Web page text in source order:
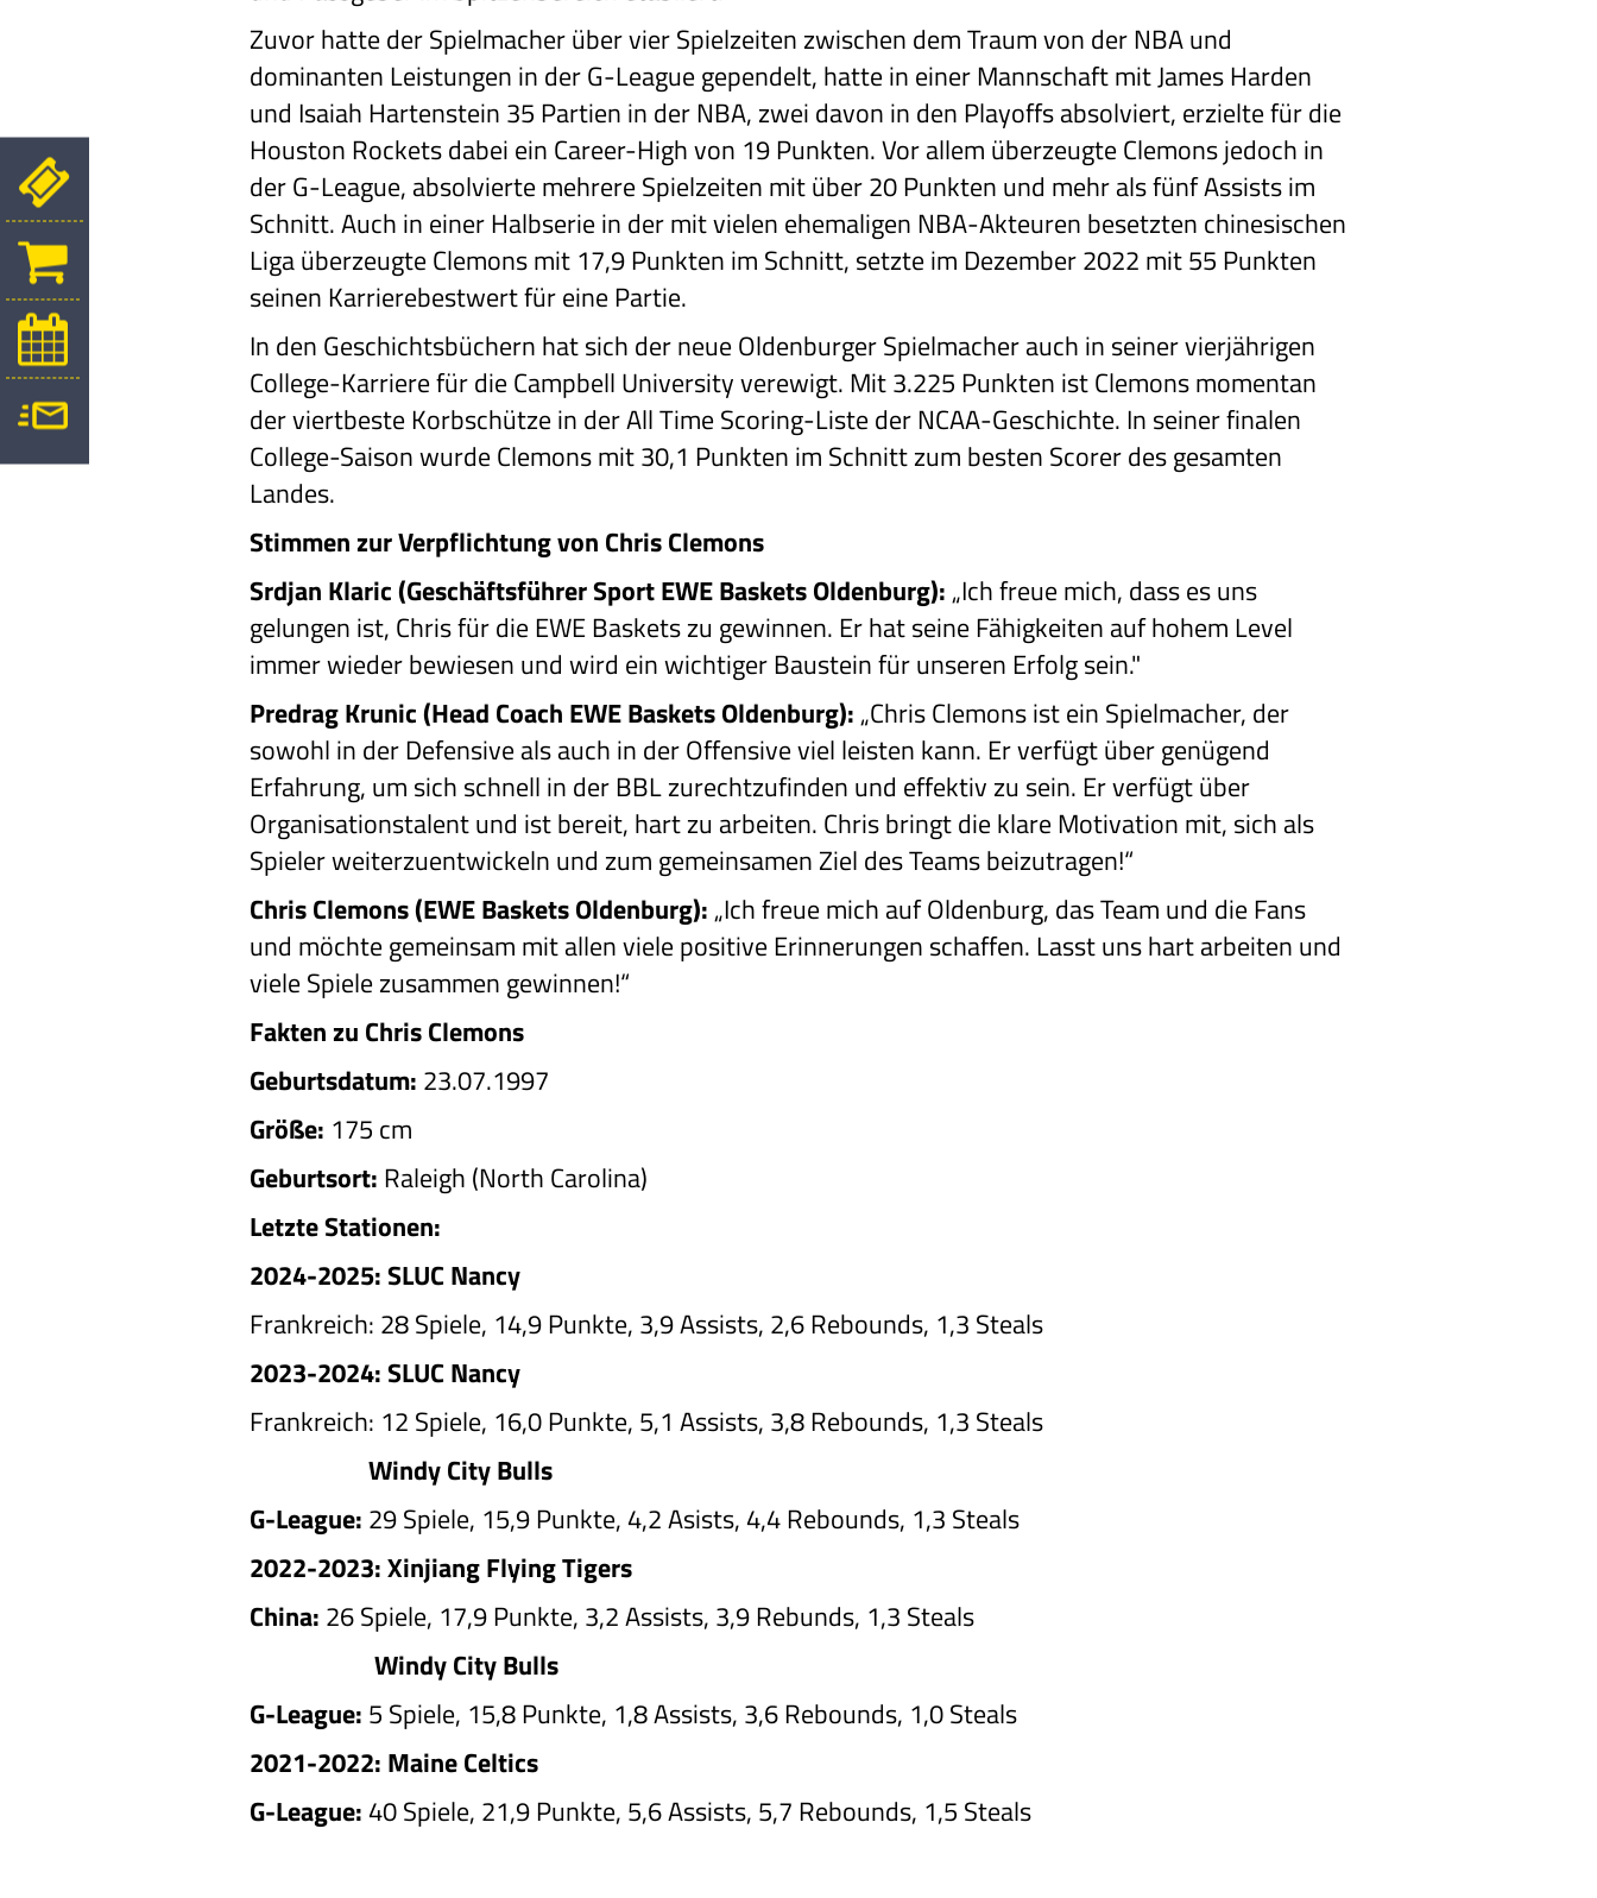
Zuvor hatte der Spielmacher über vier Spielzeiten zwischen dem Traum von der NBA und
dominanten Leistungen in der G-League gependelt, hatte in einer Mannschaft mit James Harden
und Isaiah Hartenstein 35 Partien in der NBA, zwei davon in den Playoffs absolviert, erzielte für die
Houston Rockets dabei ein Career-High von 19 Punkten. Vor allem überzeugte Clemons jedoch in
der G-League, absolvierte mehrere Spielzeiten mit über 20 Punkten und mehr als fünf Assists im
Schnitt. Auch in einer Halbserie in der mit vielen ehemaligen NBA-Akteuren besetzten chinesischen
Liga überzeugte Clemons mit 17,9 Punkten im Schnitt, setzte im Dezember 2022 mit 55 Punkten
seinen Karrierebestwert für eine Partie.
In den Geschichtsbüchern hat sich der neue Oldenburger Spielmacher auch in seiner vierjährigen
College-Karriere für die Campbell University verewigt. Mit 3.225 Punkten ist Clemons momentan
der viertbeste Korbschütze in der All Time Scoring-Liste der NCAA-Geschichte. In seiner finalen
College-Saison wurde Clemons mit 30,1 Punkten im Schnitt zum besten Scorer des gesamten
Landes.
Stimmen zur Verpflichtung von Chris Clemons
Srdjan Klaric (Geschäftsführer Sport EWE Baskets Oldenburg): „Ich freue mich, dass es uns
gelungen ist, Chris für die EWE Baskets zu gewinnen. Er hat seine Fähigkeiten auf hohem Level
immer wieder bewiesen und wird ein wichtiger Baustein für unseren Erfolg sein."
Predrag Krunic (Head Coach EWE Baskets Oldenburg): „Chris Clemons ist ein Spielmacher, der
sowohl in der Defensive als auch in der Offensive viel leisten kann. Er verfügt über genügend
Erfahrung, um sich schnell in der BBL zurechtzufinden und effektiv zu sein. Er verfügt über
Organisationstalent und ist bereit, hart zu arbeiten. Chris bringt die klare Motivation mit, sich als
Spieler weiterzuentwickeln und zum gemeinsamen Ziel des Teams beizutragen!“
Chris Clemons (EWE Baskets Oldenburg): „Ich freue mich auf Oldenburg, das Team und die Fans
und möchte gemeinsam mit allen viele positive Erinnerungen schaffen. Lasst uns hart arbeiten und
viele Spiele zusammen gewinnen!“
Fakten zu Chris Clemons
Geburtsdatum: 23.07.1997
Größe: 175 cm
Geburtsort: Raleigh (North Carolina)
Letzte Stationen:
2024-2025: SLUC Nancy
Frankreich: 28 Spiele, 14,9 Punkte, 3,9 Assists, 2,6 Rebounds, 1,3 Steals
2023-2024: SLUC Nancy
Frankreich: 12 Spiele, 16,0 Punkte, 5,1 Assists, 3,8 Rebounds, 1,3 Steals
Windy City Bulls
G-League: 29 Spiele, 15,9 Punkte, 4,2 Asists, 4,4 Rebounds, 1,3 Steals
2022-2023: Xinjiang Flying Tigers
China: 26 Spiele, 17,9 Punkte, 3,2 Assists, 3,9 Rebunds, 1,3 Steals
Windy City Bulls
G-League: 5 Spiele, 15,8 Punkte, 1,8 Assists, 3,6 Rebounds, 1,0 Steals
2021-2022: Maine Celtics
G-League:40 Spiele, 21,9 Punkte, 5,6 Assists, 5,7 Rebounds, 1,5 Steals